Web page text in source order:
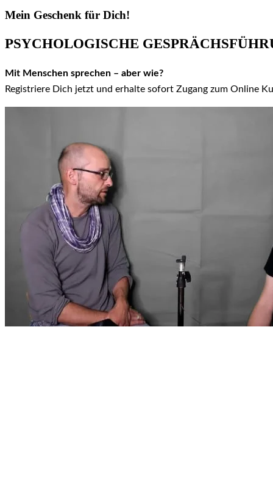
Mein Geschenk für Dich!
PSYCHOLOGISCHE
Mit Menschen sprechen – aber wie?
Registriere Dich jetzt und erhalte sofort Zugang zum Online